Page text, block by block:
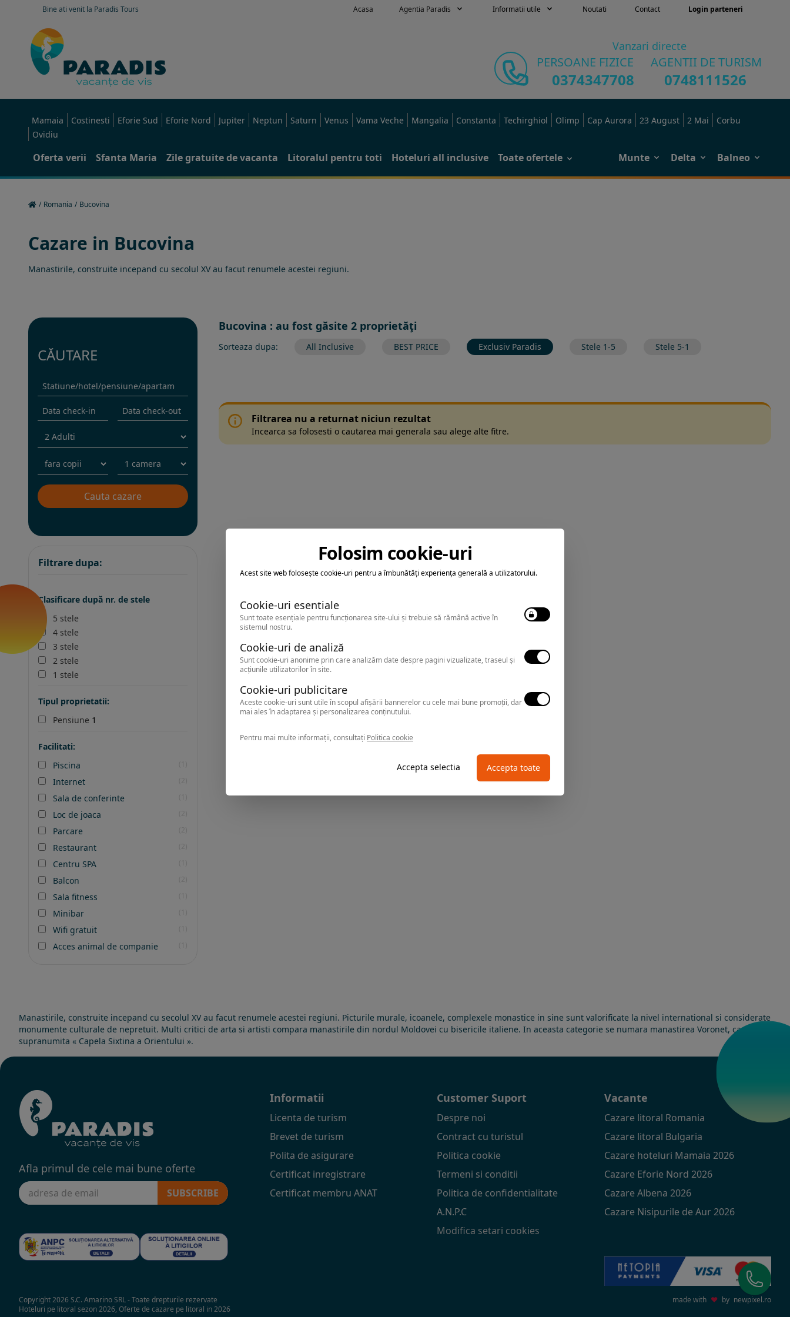
Bine ati venit la Paradis Tours Acasa Agentia Paradis Informatii utile Noutati Contact Login parteneri
Vanzari directe
PERSOANE FIZICE AGENTII DE TURISM
0374347708 0748111526
Mamaia Costinesti Eforie Sud Eforie Nord Jupiter Neptun Saturn Venus Vama Veche Mangalia Constanta Techirghiol Olimp Cap Aurora 23 August 2 Mai
Corbu
Ovidiu
Oferta verii Sfanta Maria Zile gratuite de vacanta Litoralul pentru toti Hoteluri all inclusive Toate ofertele Munte Delta Balneo
/ Romania / Bucovina
Cazare in Bucovina
Manastirile, construite incepand cu secolul XV au facut renumele acestei regiuni.
CĂUTARE
Filtrare dupa:
Clasificare după nr. de stele
5 stele
4 stele
3 stele
2 stele
1 stele
Tipul proprietatii:
Pensiune 1
Facilitati:
Piscina
Internet
Sala de conferinte
Loc de joaca
Parcare
Restaurant
Centru SPA
Balcon
Sala fitness
Minibar
Wifi gratuit
Acces animal de companie
Bucovina : au fost găsite 2 proprietăţi
Sorteaza dupa: All Inclusive BEST PRICE Exclusiv Paradis Stele 1-5 Stele 5-1
Filtrarea nu a returnat niciun rezultat
Incearca sa folosesti o cautarea mai generala sau alege alte fitre.
Manastirile, construite incepand cu secolul XV au facut renumele acestei regiuni. Picturile murale, icoanele, complexele monastice in sine sunt valorificate la nivel international si considerate
monumente culturale de nepretuit. Multi critici de arta si artisti compara manastirile din nordul Moldovei cu bisericile italiene. In aceasta categorie se numara manastirea Voronet, care este
supranumita « Capela Sixtina a Orientului ».
Afla primul de cele mai bune oferte
SUBSCRIBE
Informatii
Licenta de turism
Brevet de turism
Polita de asigurare
Certificat inregistrare
Certificat membru ANAT
Customer Suport
Despre noi
Contract cu turistul
Politica cookie
Termeni si conditii
Politica de confidentialitate
A.N.P.C
Modifica setari cookies
Vacante
Cazare litoral Romania
Cazare litoral Bulgaria
Cazare hoteluri Mamaia 2026
Cazare Eforie Nord 2026
Cazare Albena 2026
Cazare Nisipurile de Aur 2026
Copyright 2026 S.C. Amarino SRL - Toate drepturile rezervate
Hoteluri pe litoral sezon 2026, Oferte de cazare pe litoral in 2026
made with ♥ by newpixel.ro
Folosim cookie-uri
Acest site web folosește cookie-uri pentru a îmbunătăți experiența generală a utilizatorului.
Cookie-uri esentiale
Sunt toate esențiale pentru funcționarea site-ului și trebuie să rămână active în
sistemul nostru.
Cookie-uri de analiză
Sunt cookie-uri anonime prin care analizăm date despre pagini vizualizate, traseul și
acțiunile utilizatorilor în site.
Cookie-uri publicitare
Aceste cookie-uri sunt utile în scopul afișării bannerelor cu cele mai bune promoții, dar
mai ales în adaptarea și personalizarea conținutului.
Pentru mai multe informații, consultați Politica cookie
Accepta selectia Accepta toate